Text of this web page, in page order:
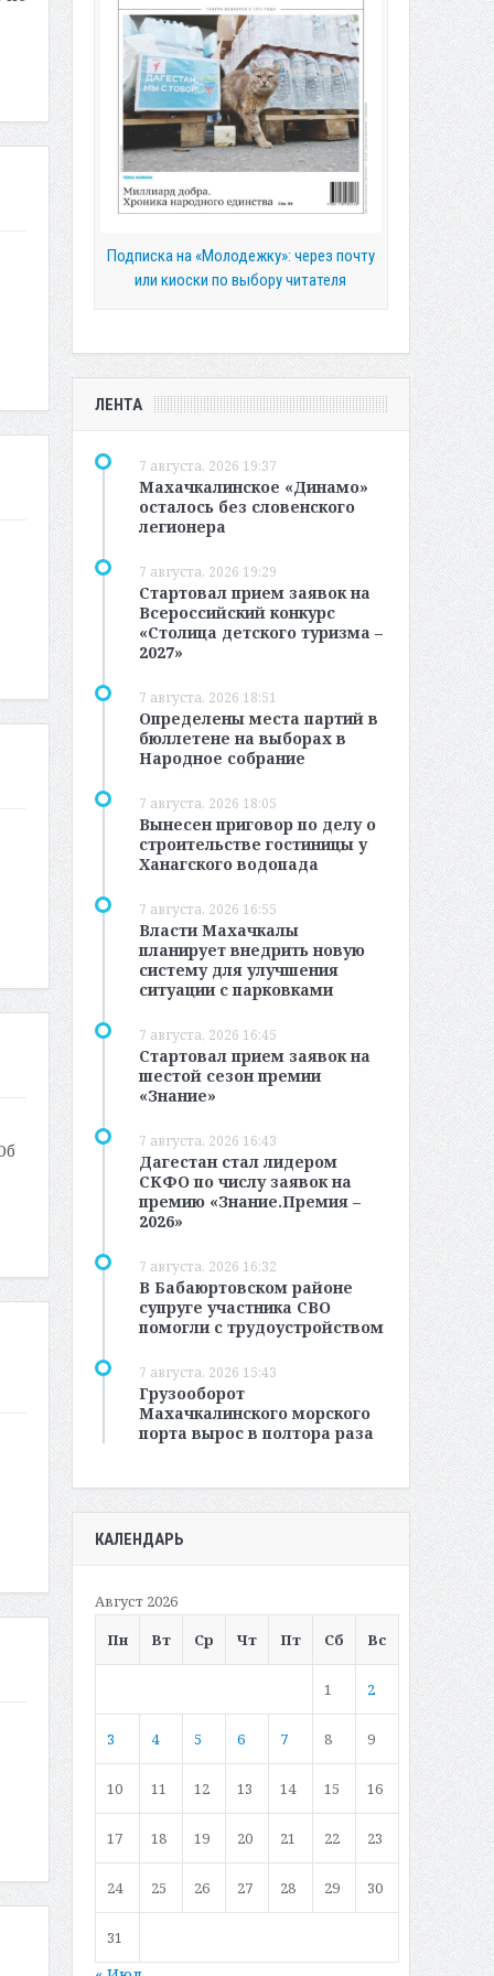
Подписка на «Молодежку»: через почту
или киоски по выбору читателя
ЛЕНТА
7 августа, 2026 19:37
Махачкалинское «Динамо»
осталось без словенского
легионера
7 августа, 2026 19:29
Стартовал прием заявок на
Всероссийский конкурс
«Столица детского туризма –
2027»
7 августа, 2026 18:51
Определены места партий в
бюллетене на выборах в
Народное собрание
7 августа, 2026 18:05
Вынесен приговор по делу о
строительстве гостиницы у
Ханагского водопада
7 августа, 2026 16:55
Власти Махачкалы
планирует внедрить новую
систему для улучшения
ситуации с парковками
7 августа, 2026 16:45
Стартовал прием заявок на
шестой сезон премии
«Знание»
7 августа, 2026 16:43
Дагестан стал лидером
СКФО по числу заявок на
премию «Знание.Премия –
2026»
7 августа, 2026 16:32
В Бабаюртовском районе
супруге участника СВО
помогли с трудоустройством
7 августа, 2026 15:43
Грузооборот
Махачкалинского морского
порта вырос в полтора раза
КАЛЕНДАРЬ
Август 2026
Пн
Вт Ср Чт Пт Сб Вс
1 2
3 4 5 6 7 8 9
10 11 12 13 14 15 16
17 18 19 20 21 22 23
24 25 26 27 28 29 30
31